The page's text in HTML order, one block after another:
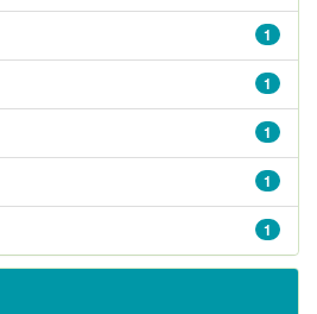
1
1
1
1
1